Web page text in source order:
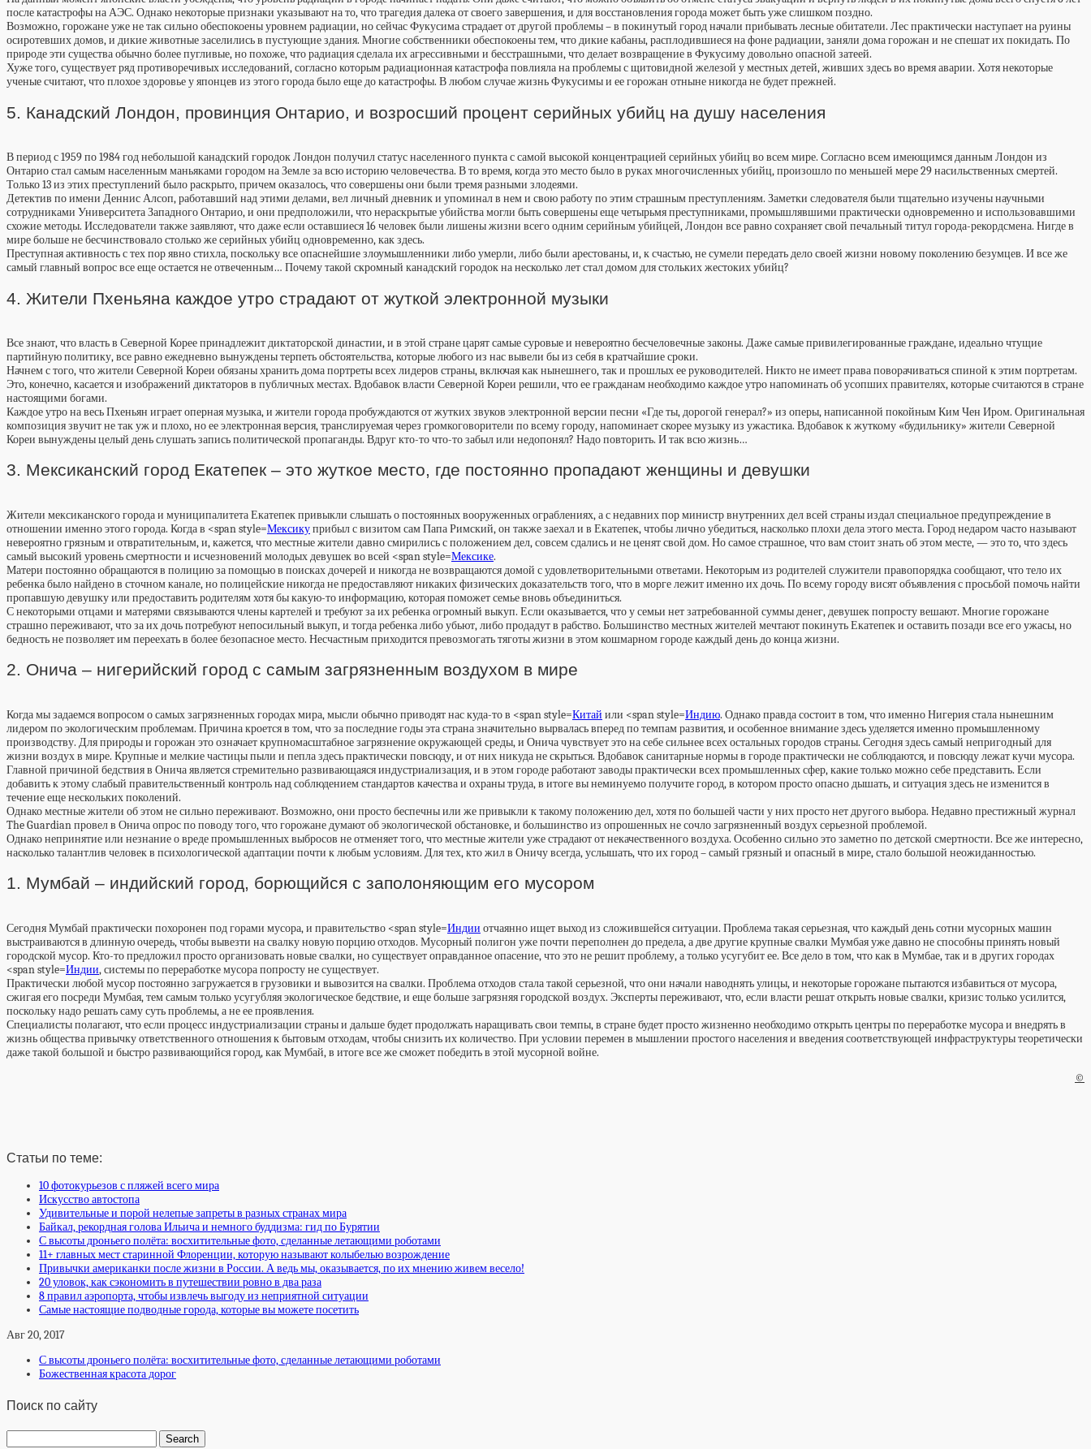
после катастрофы на АЭС. Однако некоторые признаки указывают на то, что трагедия далека от своего завершения, и для восстановления города может быть уже слишком поздно.
Возможно, горожане уже не так сильно обеспокоены уровнем радиации, но сейчас Фукусима страдает от другой проблемы – в покинутый город начали прибывать лесные обитатели. Лес практически наступает на руины
осиротевших домов, и дикие животные заселились в пустующие здания. Многие собственники обеспокоены тем, что дикие кабаны, расплодившиеся на фоне радиации, заняли дома горожан и не спешат их покидать. По
природе эти существа обычно более пугливые, но похоже, что радиация сделала их агрессивными и бесстрашными, что делает возвращение в Фукусиму довольно опасной затеей.
Хуже того, существует ряд противоречивых исследований, согласно которым радиационная катастрофа повлияла на проблемы с щитовидной железой у местных детей, живших здесь во время аварии. Хотя некоторые
ученые считают, что плохое здоровье у японцев из этого города было еще до катастрофы. В любом случае жизнь Фукусимы и ее горожан отныне никогда не будет прежней.
5. Канадский Лондон, провинция Онтарио, и возросший процент серийных убийц на душу населения
В период с 1959 по 1984 год небольшой канадский городок Лондон получил статус населенного пункта с самой высокой концентрацией серийных убийц во всем мире. Согласно всем имеющимся данным Лондон из
Онтарио стал самым населенным маньяками городом на Земле за всю историю человечества. В то время, когда это место было в руках многочисленных убийц, произошло по меньшей мере 29 насильственных смертей.
Только 13 из этих преступлений было раскрыто, причем оказалось, что совершены они были тремя разными злодеями.
Детектив по имени Деннис Алсоп, работавший над этими делами, вел личный дневник и упоминал в нем и свою работу по этим страшным преступлениям. Заметки следователя были тщательно изучены научными
сотрудниками Университета Западного Онтарио, и они предположили, что нераскрытые убийства могли быть совершены еще четырьмя преступниками, промышлявшими практически одновременно и использовавшими
схожие методы. Исследователи также заявляют, что даже если оставшиеся 16 человек были лишены жизни всего одним серийным убийцей, Лондон все равно сохраняет свой печальный титул города-рекордсмена. Нигде в
мире больше не бесчинствовало столько же серийных убийц одновременно, как здесь.
Преступная активность с тех пор явно стихла, поскольку все опаснейшие злоумышленники либо умерли, либо были арестованы, и, к счастью, не сумели передать дело своей жизни новому поколению безумцев. И все же
самый главный вопрос все еще остается не отвеченным… Почему такой скромный канадский городок на несколько лет стал домом для стольких жестоких убийц?
4. Жители Пхеньяна каждое утро страдают от жуткой электронной музыки
Все знают, что власть в Северной Корее принадлежит диктаторской династии, и в этой стране царят самые суровые и невероятно бесчеловечные законы. Даже самые привилегированные граждане, идеально чтущие
партийную политику, все равно ежедневно вынуждены терпеть обстоятельства, которые любого из нас вывели бы из себя в кратчайшие сроки.
Начнем с того, что жители Северной Кореи обязаны хранить дома портреты всех лидеров страны, включая как нынешнего, так и прошлых ее руководителей. Никто не имеет права поворачиваться спиной к этим портретам.
Это, конечно, касается и изображений диктаторов в публичных местах. Вдобавок власти Северной Кореи решили, что ее гражданам необходимо каждое утро напоминать об усопших правителях, которые считаются в стране
настоящими богами.
Каждое утро на весь Пхеньян играет оперная музыка, и жители города пробуждаются от жутких звуков электронной версии песни «Где ты, дорогой генерал?» из оперы, написанной покойным Ким Чен Иром. Оригинальная
композиция звучит не так уж и плохо, но ее электронная версия, транслируемая через громкоговорители по всему городу, напоминает скорее музыку из ужастика. Вдобавок к жуткому «будильнику» жители Северной
Кореи вынуждены целый день слушать запись политической пропаганды. Вдруг кто-то что-то забыл или недопонял? Надо повторить. И так всю жизнь…
3. Мексиканский город Екатепек – это жуткое место, где постоянно пропадают женщины и девушки
Жители мексиканского города и муниципалитета Екатепек привыкли слышать о постоянных вооруженных ограблениях, а с недавних пор министр внутренних дел всей страны издал специальное предупреждение в
отношении именно этого города. Когда в <span style=Мексикуприбыл с визитом сам Папа Римский, он также заехал и в Екатепек, чтобы лично убедиться, насколько плохи дела этого места. Город недаром часто называют
невероятно грязным и отвратительным, и, кажется, что местные жители давно смирились с положением дел, совсем сдались и не ценят свой дом. Но самое страшное, что вам стоит знать об этом месте, — это то, что здесь
самый высокий уровень смертности и исчезновений молодых девушек во всей <span style=Мексике.
Матери постоянно обращаются в полицию за помощью в поисках дочерей и никогда не возвращаются домой с удовлетворительными ответами. Некоторым из родителей служители правопорядка сообщают, что тело их
ребенка было найдено в сточном канале, но полицейские никогда не предоставляют никаких физических доказательств того, что в морге лежит именно их дочь. По всему городу висят объявления с просьбой помочь найти
пропавшую девушку или предоставить родителям хотя бы какую-то информацию, которая поможет семье вновь объединиться.
С некоторыми отцами и матерями связываются члены картелей и требуют за их ребенка огромный выкуп. Если оказывается, что у семьи нет затребованной суммы денег, девушек попросту вешают. Многие горожане
страшно переживают, что за их дочь потребуют непосильный выкуп, и тогда ребенка либо убьют, либо продадут в рабство. Большинство местных жителей мечтают покинуть Екатепек и оставить позади все его ужасы, но
бедность не позволяет им переехать в более безопасное место. Несчастным приходится превозмогать тяготы жизни в этом кошмарном городе каждый день до конца жизни.
2. Онича – нигерийский город с самым загрязненным воздухом в мире
Когда мы задаемся вопросом о самых загрязненных городах мира, мысли обычно приводят нас куда-то в <span style=Китай или <span style=Индию. Однако правда состоит в том, что именно Нигерия стала нынешним
лидером по экологическим проблемам. Причина кроется в том, что за последние годы эта страна значительно вырвалась вперед по темпам развития, и особенное внимание здесь уделяется именно промышленному
производству. Для природы и горожан это означает крупномасштабное загрязнение окружающей среды, и Онича чувствует это на себе сильнее всех остальных городов страны. Сегодня здесь самый непригодный для
жизни воздух в мире. Крупные и мелкие частицы пыли и пепла здесь практически повсюду, и от них никуда не скрыться. Вдобавок санитарные нормы в городе практически не соблюдаются, и повсюду лежат кучи мусора.
Главной причиной бедствия в Онича является стремительно развивающаяся индустриализация, и в этом городе работают заводы практически всех промышленных сфер, какие только можно себе представить. Если
добавить к этому слабый правительственный контроль над соблюдением стандартов качества и охраны труда, в итоге вы неминуемо получите город, в котором просто опасно дышать, и ситуация здесь не изменится в
течение еще нескольких поколений.
Однако местные жители об этом не сильно переживают. Возможно, они просто беспечны или же привыкли к такому положению дел, хотя по большей части у них просто нет другого выбора. Недавно престижный журнал
The Guardian провел в Онича опрос по поводу того, что горожане думают об экологической обстановке, и большинство из опрошенных не сочло загрязненный воздух серьезной проблемой.
Однако непринятие или незнание о вреде промышленных выбросов не отменяет того, что местные жители уже страдают от некачественного воздуха. Особенно сильно это заметно по детской смертности. Все же интересно,
насколько талантлив человек в психологической адаптации почти к любым условиям. Для тех, кто жил в Оничу всегда, услышать, что их город – самый грязный и опасный в мире, стало большой неожиданностью.
1. Мумбай – индийский город, борющийся с заполоняющим его мусором
Сегодня Мумбай практически похоронен под горами мусора, и правительство <span style=Индии отчаянно ищет выход из сложившейся ситуации. Проблема такая серьезная, что каждый день сотни мусорных машин
выстраиваются в длинную очередь, чтобы вывезти на свалку новую порцию отходов. Мусорный полигон уже почти переполнен до предела, а две другие крупные свалки Мумбая уже давно не способны принять новый
городской мусор. Кто-то предложил просто организовать новые свалки, но существует оправданное опасение, что это не решит проблему, а только усугубит ее. Все дело в том, что как в Мумбае, так и в других городах
<span style=Индии, системы по переработке мусора попросту не существует.
Практически любой мусор постоянно загружается в грузовики и вывозится на свалки. Проблема отходов стала такой серьезной, что они начали наводнять улицы, и некоторые горожане пытаются избавиться от мусора,
сжигая его посреди Мумбая, тем самым только усугубляя экологическое бедствие, и еще больше загрязняя городской воздух. Эксперты переживают, что, если власти решат открыть новые свалки, кризис только усилится,
поскольку надо решать саму суть проблемы, а не ее проявления.
Специалисты полагают, что если процесс индустриализации страны и дальше будет продолжать наращивать свои темпы, в стране будет просто жизненно необходимо открыть центры по переработке мусора и внедрять в
жизнь общества привычку ответственного отношения к бытовым отходам, чтобы снизить их количество. При условии перемен в мышлении простого населения и введения соответствующей инфраструктуры теоретически
даже такой большой и быстро развивающийся город, как Мумбай, в итоге все же сможет победить в этой мусорной войне.
©
Статьи по теме:
10 фотокурьезов с пляжей всего мира
Искусство автостопа
Удивительные и порой нелепые запреты в разных странах мира
Байкал, рекордная голова Ильича и немного буддизма: гид по Бурятии
С высоты дроньего полёта: восхитительные фото, сделанные летающими роботами
11+ главных мест старинной Флоренции, которую называют колыбелью возрождение
Привычки американки после жизни в России. А ведь мы, оказывается, по их мнению живем весело!
20 уловок, как сэкономить в путешествии ровно в два раза
8 правил аэропорта, чтобы извлечь выгоду из неприятной ситуации
Самые настоящие подводные города, которые вы можете посетить
Авг 20, 2017
С высоты дроньего полёта: восхитительные фото, сделанные летающими роботами
Божественная красота дорог
Поиск по сайту